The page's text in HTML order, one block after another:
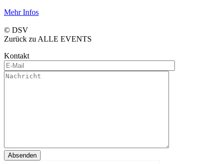
Mehr Infos
© DSV
Zurück zu ALLE EVENTS
Kontakt